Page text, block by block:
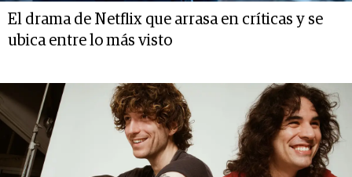
El drama de Netflix que arrasa en críticas y se
ubica entre lo más visto